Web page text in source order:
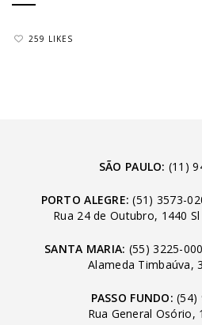
259 LIKES
SÃO PAULO: (11)
PORTO ALEGRE: (51) 3573-
Rua 24 de Outubro, 1440
SANTA MARIA: (55) 3225-
Alameda Timbaúva,
PASSO FUNDO: (54)
Rua General Osório,